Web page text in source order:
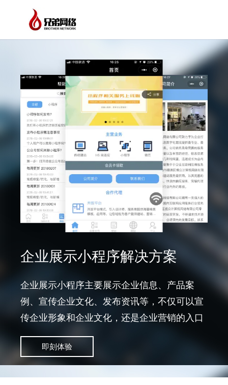
企业展示小程序解决方案
企业展示小程序主要展示企业信息、产品案
例、宣传企业文化、发布资讯等，不仅可以宣
传企业形象和企业文化，还是企业营销的入口
即刻体验